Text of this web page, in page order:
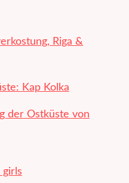
Riga &
der Ostküste von